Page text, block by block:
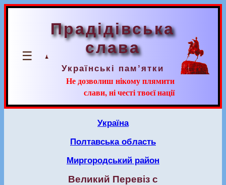
☰
Прадідівська
слава
Українські пам’ятки
Не дозволиш нікому плямити
слави, ні честі твоєї нації
Україна
Полтавська область
Миргородський район
Великий Перевіз с